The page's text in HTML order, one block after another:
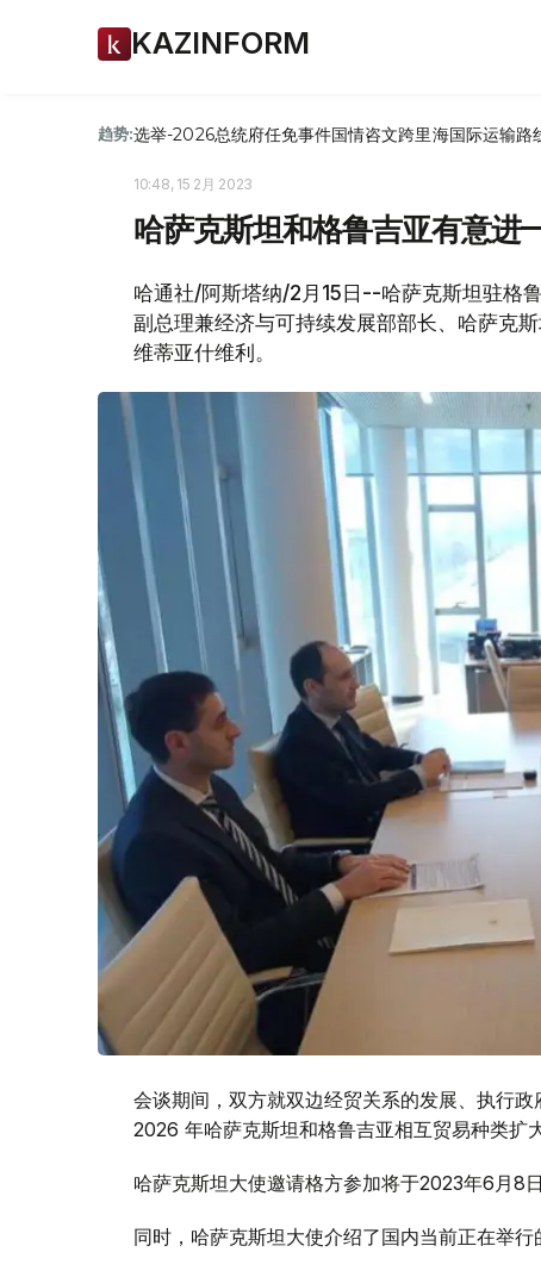
KAZINFORM
趋势:选举-2026总统府任免事件国情咨文跨里海国际运输路
10:48, 15 2月 2023
哈萨克斯坦和格鲁吉亚有意进
哈通社/阿斯塔纳/2月15日--哈萨克斯坦驻格
副总理兼经济与可持续发展部部长、哈萨克
维蒂亚什维利。
会谈期间，双方就双边经贸关系的发展、执行
2026 年哈萨克斯坦和格鲁吉亚相互贸易种类扩
哈萨克斯坦大使邀请格方参加将于2023年6月8
同时，哈萨克斯坦大使介绍了国内当前正在举行